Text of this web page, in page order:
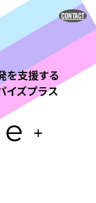
CONTACT
を支援する
イズプラス